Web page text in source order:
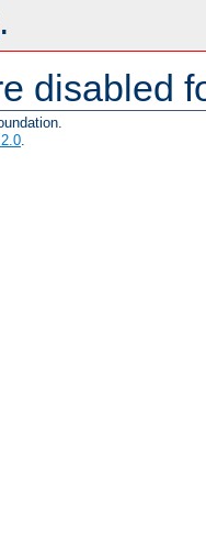
.
disabled